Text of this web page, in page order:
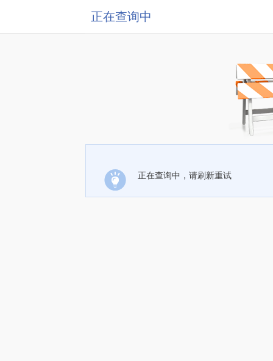
正在查询中
正在查询中，请刷新重试